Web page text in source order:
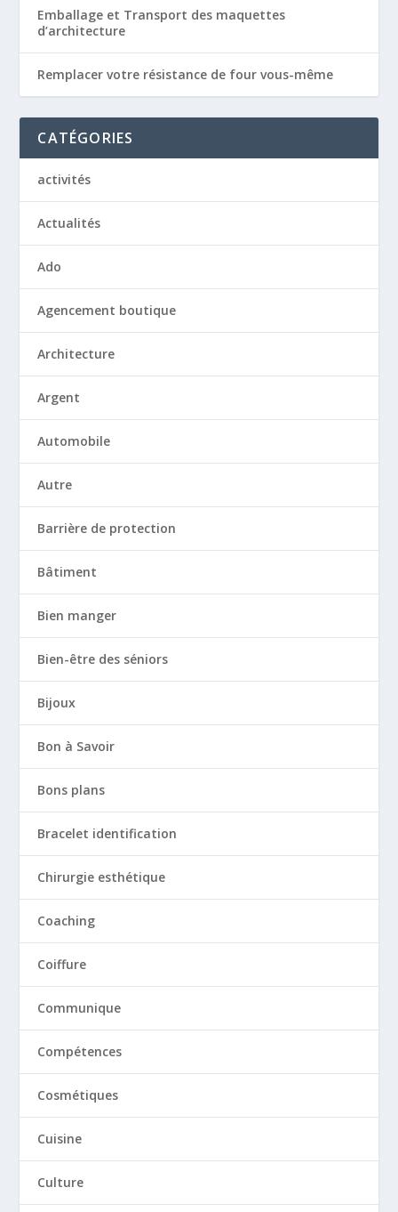
Emballage et Transport des maquettes
d’architecture
Remplacer votre résistance de four vous-même
CATÉGORIES
activités
Actualités
Ado
Agencement boutique
Architecture
Argent
Automobile
Autre
Barrière de protection
Bâtiment
Bien manger
Bien-être des séniors
Bijoux
Bon à Savoir
Bons plans
Bracelet identification
Chirurgie esthétique
Coaching
Coiffure
Communique
Compétences
Cosmétiques
Cuisine
Culture